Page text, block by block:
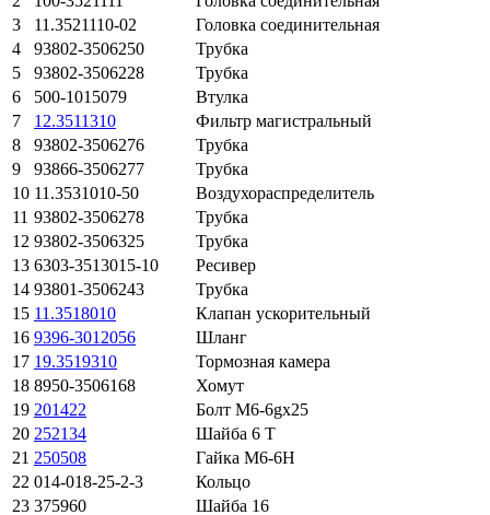
3
11.3521110-02
Головка соединительная
4
93802-3506250
Трубка
5
93802-3506228
Трубка
6
500-1015079
Втулка
7
12.3511310
Фильтр магистральный
8
93802-3506276
Трубка
9
93866-3506277
Трубка
10 11.3531010-50
Воздухораспределитель
11 93802-3506278
Трубка
12 93802-3506325
Трубка
13 6303-3513015-10
Ресивер
14 93801-3506243
Трубка
15 11.3518010
Клапан ускорительный
16 9396-3012056
Шланг
17 19.3519310
Тормозная камера
18 8950-3506168
Хомут
19 201422
Болт М6-6gх25
20 252134
Шайба 6 Т
21 250508
Гайка М6-6Н
22 014-018-25-2-3
Кольцо
23 375960 Шайба 16